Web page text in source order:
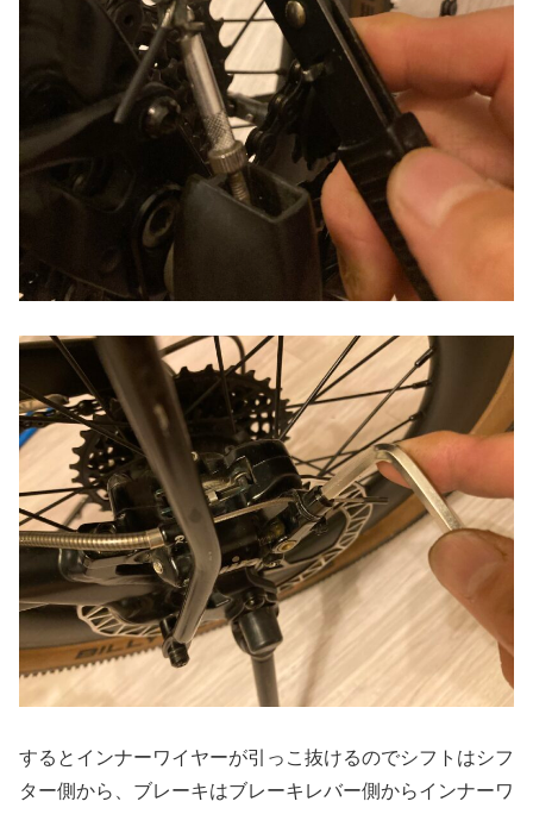
するとインナーワイヤーが引っこ抜けるのでシフトはシフ
ター側から、ブレーキはブレーキレバー側からインナーワ